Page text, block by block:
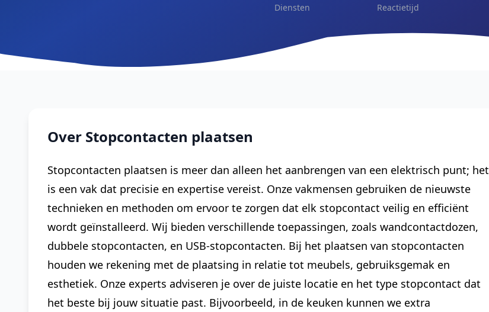
Diensten Reactietijd
Over Stopcontacten plaatsen
Stopcontacten plaatsen is meer dan alleen het aanbrengen van een elektrisch punt; het
is een vak dat precisie en expertise vereist. Onze vakmensen gebruiken de nieuwste
technieken en methoden om ervoor te zorgen dat elk stopcontact veilig en efficiënt
wordt geïnstalleerd. Wij bieden verschillende toepassingen, zoals wandcontactdozen,
dubbele stopcontacten, en USB-stopcontacten. Bij het plaatsen van stopcontacten
houden we rekening met de plaatsing in relatie tot meubels, gebruiksgemak en
esthetiek. Onze experts adviseren je over de juiste locatie en het type stopcontact dat
het beste bij jouw situatie past. Bijvoorbeeld, in de keuken kunnen we extra